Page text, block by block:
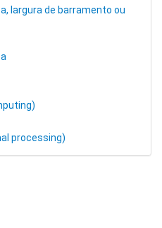
largura de barramento ou
processing)